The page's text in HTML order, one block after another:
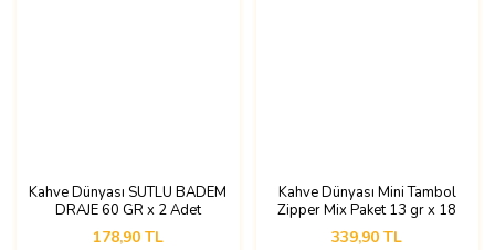
Kahve Dünyası SÜTLÜ BADEM
DRAJE 60 GR x 2 Adet
178,90 TL
Kahve Dünyası Mini Tambol
Zipper Mix Paket 13 gr x 18
Adet
339,90 TL